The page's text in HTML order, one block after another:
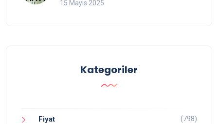
15 Mayıs 2025
Kategoriler
Fiyat (798)